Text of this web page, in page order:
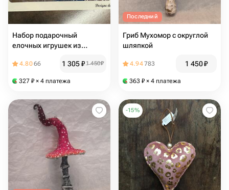
Набор подарочный
елочных игрушек из
4.8066 1 305₽1 450₽
327 ₽ × 4 платежа
Последний
Гриб Мухомор с округлой
шляпкой
4.94783 1 450₽
363 ₽ × 4 платежа
-15%